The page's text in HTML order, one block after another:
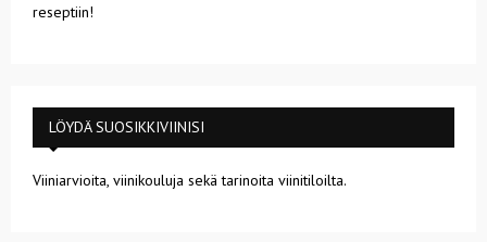
reseptiin!
LÖYDÄ SUOSIKKIVIINISI
Viiniarvioita, viinikouluja sekä tarinoita viinitiloilta.